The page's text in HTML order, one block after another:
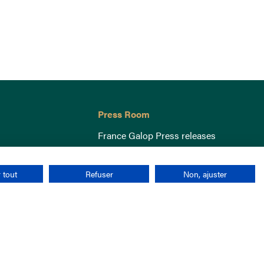
Press Room
France Galop Press releases
tout Refuser Non, ajuster